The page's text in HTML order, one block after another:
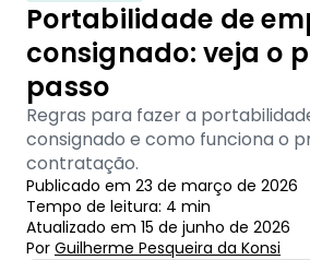
Portabilidade de
consignado: veja o
passo
Regras para fazer a
consignado e como funciona o
contratação.
Publicado em 23 de março de 2026
Tempo de leitura: 4 min
Atualizado em 15 de junho de 2026
Por Guilherme Pesqueira da Konsi